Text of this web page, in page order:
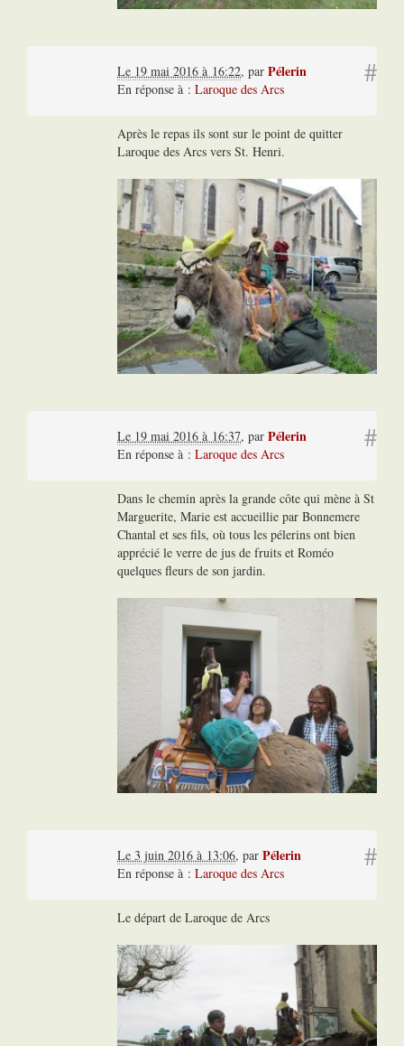
#
Le 19 mai 2016 à 16:22, par Pélerin
En réponse à : Laroque des Arcs
Après le repas ils sont sur le point de quitter
Laroque des Arcs vers St. Henri.
#
Le 19 mai 2016 à 16:37, par Pélerin
En réponse à : Laroque des Arcs
Dans le chemin après la grande côte qui mène à St
Marguerite, Marie est accueillie par Bonnemere
Chantal et ses fils, où tous les pélerins ont bien
apprécié le verre de jus de fruits et Roméo
quelques fleurs de son jardin.
#
Le 3 juin 2016 à 13:06, par Pélerin
En réponse à : Laroque des Arcs
Le départ de Laroque de Arcs